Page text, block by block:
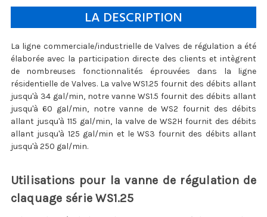
LA DESCRIPTION
La ligne commerciale/industrielle de Valves de régulation a été
élaborée avec la participation directe des clients et intègrent
de nombreuses fonctionnalités éprouvées dans la ligne
résidentielle de Valves. La valve WS1.25 fournit des débits allant
jusqu'à 34 gal/min, notre vanne WS1.5 fournit des débits allant
jusqu'à 60 gal/min, notre vanne de WS2 fournit des débits
allant jusqu'à 115 gal/min, la valve de WS2H fournit des débits
allant jusqu'à 125 gal/min et le WS3 fournit des débits allant
jusqu'à 250 gal/min.
Utilisations pour la vanne de régulation de
claquage série WS1.25